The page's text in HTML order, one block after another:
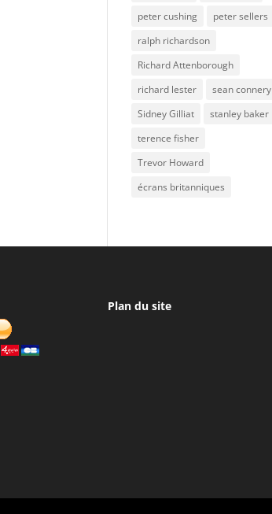
peter cushing
peter sellers
ralph richardson
Richard Attenborough
richard lester
sean connery
Sidney Gilliat
stanley baker
terence fisher
Trevor Howard
écrans britanniques
Plan du site